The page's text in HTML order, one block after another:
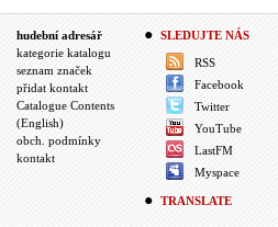
hudební adresář
kategorie katalogu
seznam značek
přidat kontakt
Catalogue Contents
(English)
obch. podmínky
kontakt
SLEDUJTE NÁS
RSS
Facebook
Twitter
YouTube
LastFM
Myspace
TRANSLATE